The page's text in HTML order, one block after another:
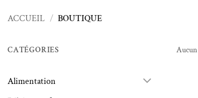
ACCUEIL / BOUTIQUE
CATÉGORIES
Alimentation